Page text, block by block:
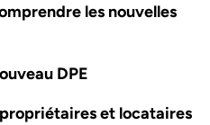
les nouvelles
DPE
et locataires